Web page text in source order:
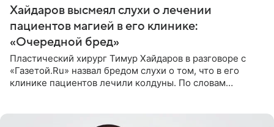
Хайдаров высмеял слухи о лечении
пациентов магией в его клинике:
«Очередной бред»
Пластический хирург Тимур Хайдаров в разговоре с
«Газетой.Ru» назвал бредом слухи о том, что в его
клинике пациентов лечили колдуны. По словам